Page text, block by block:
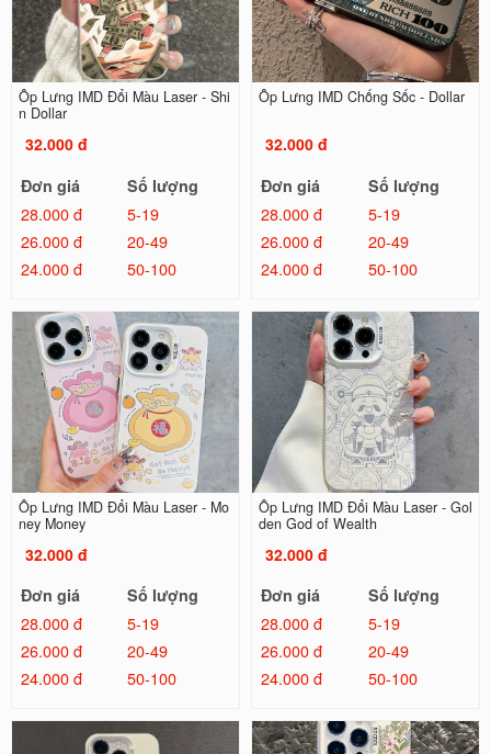
Ốp Lưng IMD Đổi Màu Laser - Shi
n Dollar
32.000 đ
Đơn giá
Số lượng
28.000 đ
5-19
26.000 đ
20-49
24.000 đ
50-100
Ốp Lưng IMD Chống Sốc - Dollar
32.000 đ
Đơn giá
Số lượng
28.000 đ
5-19
26.000 đ
20-49
24.000 đ
50-100
Ốp Lưng IMD Đổi Màu Laser - Mo
ney Money
32.000 đ
Đơn giá
Số lượng
28.000 đ
5-19
26.000 đ
20-49
24.000 đ
50-100
Ốp Lưng IMD Đổi Màu Laser - Gol
den God of Wealth
32.000 đ
Đơn giá
Số lượng
28.000 đ
5-19
26.000 đ
20-49
24.000 đ
50-100